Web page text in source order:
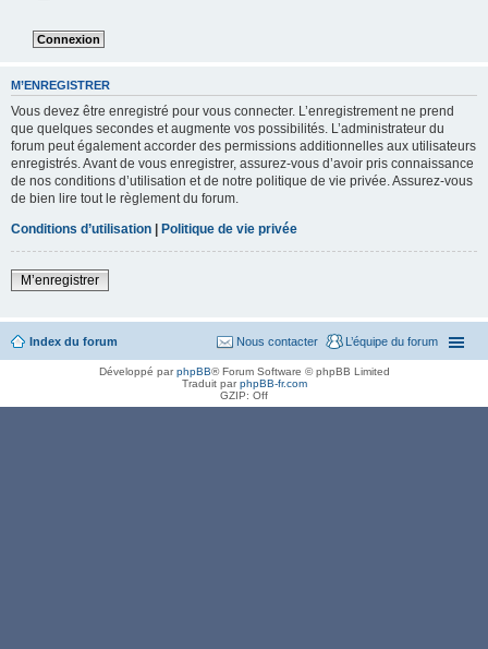
M’ENREGISTRER
Vous devez être enregistré pour vous connecter. L’enregistrement ne prend
que quelques secondes et augmente vos possibilités. L’administrateur du
forum peut également accorder des permissions additionnelles aux utilisateurs
enregistrés. Avant de vous enregistrer, assurez-vous d’avoir pris connaissance
de nos conditions d’utilisation et de notre politique de vie privée. Assurez-vous
de bien lire tout le règlement du forum.
Conditions d’utilisation | Politique de vie privée
M’enregistrer
Index du forum L’équipe du forum
Nous contacter
Développé parphpBB® Forum Software © phpBB Limited
Traduit parphpBB-fr.com
GZIP: Off